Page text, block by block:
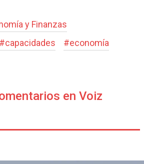
y Finanzas
#capacidades #economía
en Voiz